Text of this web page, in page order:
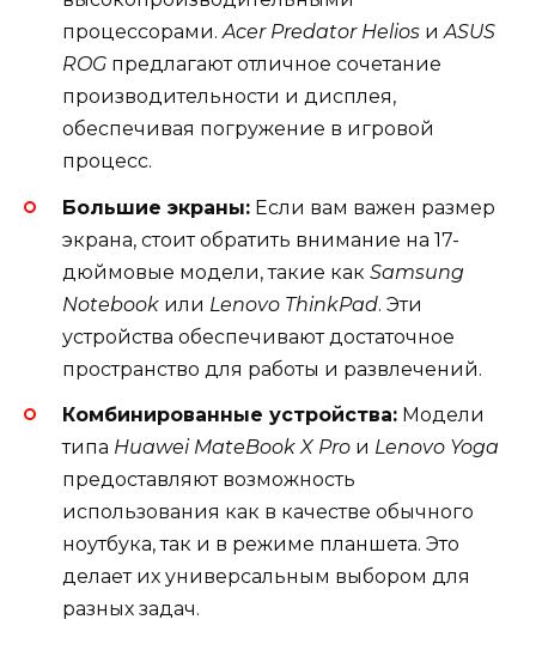
процессорами.Acer Predator Helios иASUS
ROG предлагают отличное сочетание
производительности и дисплея,
обеспечивая погружение в игровой
процесс.
Большие экраны: Если вам важен размер
экрана, стоит обратить внимание на 17-
дюймовые модели, такие как Samsung
Notebook или Lenovo ThinkPad. Эти
устройства обеспечивают достаточное
пространство для работы и развлечений.
Комбинированные устройства: Модели
типа Huawei MateBook X Pro и Lenovo Yoga
предоставляют возможность
использования как в качестве обычного
ноутбука, так и в режиме планшета. Это
делает их универсальным выбором для
разных задач.